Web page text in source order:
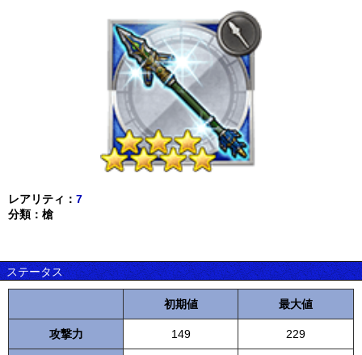
レアリティ： 7
分類：槍
ステータス
初期値 最大値
攻撃力 149 229